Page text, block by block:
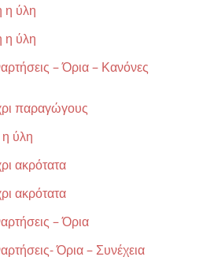
η ύλη
η ύλη
– Όρια – Κανόνες
παραγώγους
ύλη
ακρότατα
ακρότατα
– Όρια
Όρια – Συνέχεια